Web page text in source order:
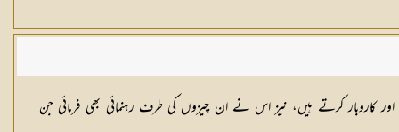
کرتے ہیں، نیز اس نے ان چیزوں کی طرف رہنمائی بھی فرمائی جن